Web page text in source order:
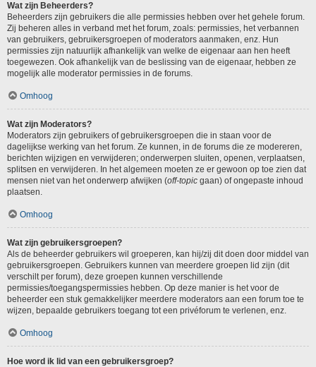
Wat zijn Beheerders?
Beheerders zijn gebruikers die alle permissies hebben over het gehele forum.
Zij beheren alles in verband met het forum, zoals: permissies, het verbannen
van gebruikers, gebruikersgroepen of moderators aanmaken, enz. Hun
permissies zijn natuurlijk afhankelijk van welke de eigenaar aan hen heeft
toegewezen. Ook afhankelijk van de beslissing van de eigenaar, hebben ze
mogelijk alle moderator permissies in de forums.
Omhoog
Wat zijn Moderators?
Moderators zijn gebruikers of gebruikersgroepen die in staan voor de
dagelijkse werking van het forum. Ze kunnen, in de forums die ze modereren,
berichten wijzigen en verwijderen; onderwerpen sluiten, openen, verplaatsen,
splitsen en verwijderen. In het algemeen moeten ze er gewoon op toe zien dat
mensen niet van het onderwerp afwijken (off-topic gaan) of ongepaste inhoud
plaatsen.
Omhoog
Wat zijn gebruikersgroepen?
Als de beheerder gebruikers wil groeperen, kan hij/zij dit doen door middel van
gebruikersgroepen. Gebruikers kunnen van meerdere groepen lid zijn (dit
verschilt per forum), deze groepen kunnen verschillende
permissies/toegangspermissies hebben. Op deze manier is het voor de
beheerder een stuk gemakkelijker meerdere moderators aan een forum toe te
wijzen, bepaalde gebruikers toegang tot een privéforum te verlenen, enz.
Omhoog
Hoe word ik lid van een gebruikersgroep?